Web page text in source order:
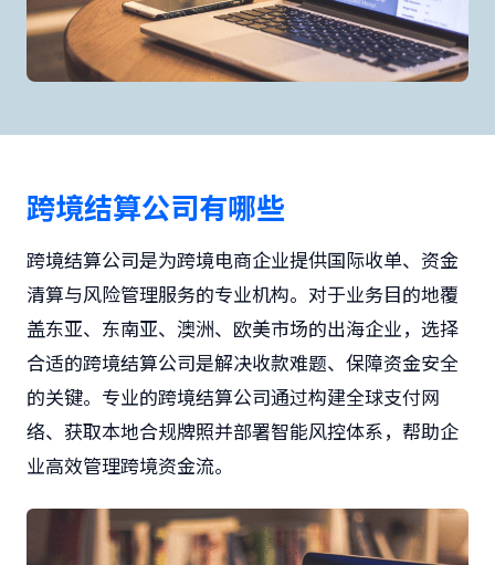
跨境结算公司有哪些
跨境结算公司是为跨境电商企业提供国际收单、资金
清算与风险管理服务的专业机构。对于业务目的地覆
盖东亚、东南亚、澳洲、欧美市场的出海企业，选择
合适的跨境结算公司是解决收款难题、保障资金安全
的关键。专业的跨境结算公司通过构建全球支付网
络、获取本地合规牌照并部署智能风控体系，帮助企
业高效管理跨境资金流。